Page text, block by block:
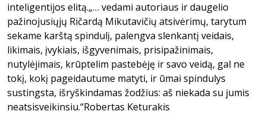
inteligentijos elitą.„… vedami autoriaus ir daugelio
pažinojusiųjų Ričardą Mikutavičių atsivėrimų, tarytum
sekame karštą spindulį, palengva slenkantį veidais,
likimais, įvykiais, išgyvenimais, prisipažinimais,
nutylėjimais, krūptelim pastebėję ir savo veidą, gal ne
tokį, kokį pageidautume matyti, ir ūmai spindulys
sustingsta, išryškindamas žodžius: aš niekada su jumis
neatsisveikinsiu.“Robertas Keturakis